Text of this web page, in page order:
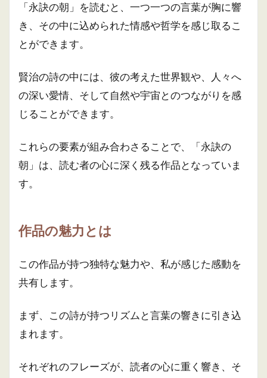
「永訣の朝」を読むと、一つ一つの言葉が胸に響
き、その中に込められた情感や哲学を感じ取るこ
とができます。
賢治の詩の中には、彼の考えた世界観や、人々へ
の深い愛情、そして自然や宇宙とのつながりを感
じることができます。
これらの要素が組み合わさることで、「永訣の
朝」は、読む者の心に深く残る作品となっていま
す。
作品の魅力とは
この作品が持つ独特な魅力や、私が感じた感動を
共有します。
まず、この詩が持つリズムと言葉の響きに引き込
まれます。
それぞれのフレーズが、読者の心に重く響き、そ